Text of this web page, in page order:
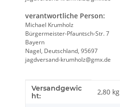
verantwortliche Person:
Michael Krumholz
Bürgermeister-Pfauntsch-Str. 7
Bayern
Nagel, Deutschland, 95697
jagdversand-krumholz@gmx.de
Produkteigenschaft
Wert
Versandgewic
ht:
2,80 kg